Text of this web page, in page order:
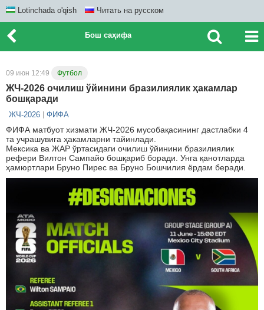
Lotinchada o'qish Читать на русском
Бош саҳифа
09 июн 12:49 Футбол
ЖЧ-2026 очилиш ўйинини бразилиялик ҳакамлар
бошқаради
ЖЧ-2026 ФИФА
ФИФА матбуот хизмати ЖЧ-2026 мусобақасининг дастлабки 4
та учрашувига ҳакамларни тайинлади.
Мексика ва ЖАР ўртасидаги очилиш ўйинини бразилиялик
рефери Вилтон Сампайо бошқариб боради. Унга қанотларда
ҳамюртлари Бруно Пирес ва Бруно Бошчилия ёрдам беради.